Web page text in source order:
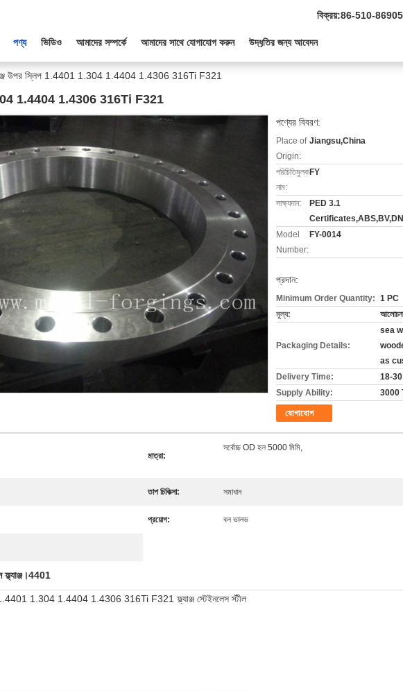
বিক্রয়:86-510-
পণ্য ভিডিও আমাদের সম্পর্কে আমাদের সাথে যোগাযোগ করুন উদ্ধৃতির জন্য আবেদন
ফ্ল্যাঞ্জ উপর স্লিপ 1.4401 1.304 1.4404 1.4306 316Ti F321
1.304 1.4404 1.4306 316Ti F321
পণ্যের বিবরণ:
Place of
Origin:
Jiangsu,China
পরিচিতিমুলক
নাম:
FY
সাক্ষ্যদান:
PED 3.1
Model
Number:
FY-0014
প্রদান:
Minimum Order Quantity: 1 PC
মূল্য:
Packaging Details:
sea
as
Delivery Time:
18-
Supply Ability:
3000
যোগাযোগ
মাত্রা:
সর্বোচ্চ OD হল 5000 মিমি,
তাপ চিকিত্সা: সমাধান
প্রয়োগ: বল ভালভ
ফ্ল্যাঞ্জ।4401
1.4401 1.304 1.4404 1.4306 316Ti F321 ফ্ল্যাঞ্জ স্টেইনলেস স্টীল